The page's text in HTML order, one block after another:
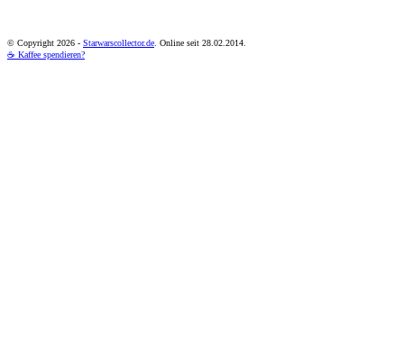
© Copyright 2026 - Starwarscollector.de . Online seit 28.02.2014.
☕ Kaffee spendieren?